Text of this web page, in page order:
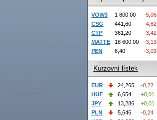
VOW3 1 800,00
-5,06
CSG
441,60
-4,62
CTP
361,20
-3,42
MATTE
18 600,00
-3,13
PEN
6,40 -3,03
Kurzovní lístek
EUR 24,265
-0,22
HUF
6,654
+0,01
JPY
13,286
+0,01
PLN
5,646
-0,24